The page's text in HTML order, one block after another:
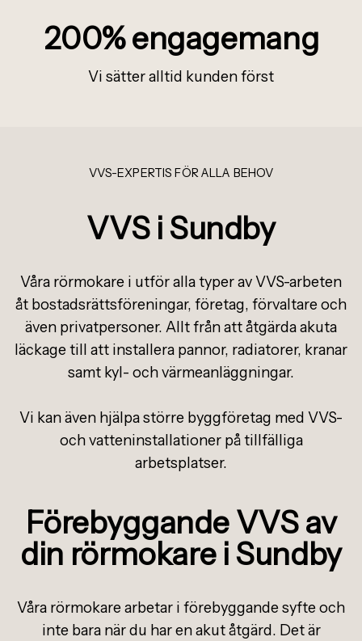
200% engagemang
Vi sätter alltid kunden först
VVS-EXPERTIS FÖR ALLA BEHOV
VVS i Sundby
Våra rörmokare i utför alla typer av VVS-arbeten
åt bostadsrättsföreningar, företag, förvaltare och
även privatpersoner. Allt från att åtgärda akuta
läckage till att installera pannor, radiatorer, kranar
samt kyl- och värmeanläggningar.
Vi kan även hjälpa större byggföretag med VVS-
och vatteninstallationer på tillfälliga
arbetsplatser.
Förebyggande VVS av
din rörmokare i Sundby
Våra rörmokare arbetar i förebyggande syfte och
inte bara när du har en akut åtgärd. Det är